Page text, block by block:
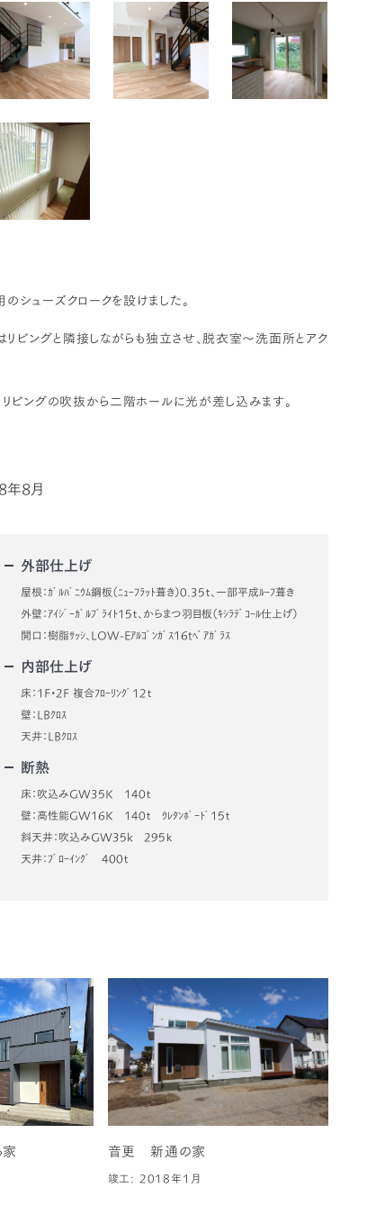
シューズクロークを設けました。
リビングと隣接しながらも独立させ、脱衣室～洗面所とアク
ビングの吹抜から二階ホールに光が差し込みます。
8月
外部仕上げ
屋根：ｶﾞﾙﾊﾞﾆｳﾑ鋼板（ﾆｭｰﾌﾗｯﾄ葺き）0.35ｔ、一部平成ﾙｰﾌ葺き
外壁：ｱｲｼﾞｰｶﾞﾙﾌﾞﾗｲﾄ15ｔ、からまつ羽目板（ｷｼﾗﾃﾞｺｰﾙ仕上げ）
開口：樹脂ｻｯｼ、LOW-Eｱﾙｺﾞﾝｶﾞｽ16tﾍﾟｱｶﾞﾗｽ
内部仕上げ
床：1F・2F 複合ﾌﾛｰﾘﾝｸﾞ12ｔ
壁：LBｸﾛｽ
天井：LBｸﾛｽ
断熱
床：吹込みGW35K 140ｔ
壁：高性能GW16K 140ｔ ｳﾚﾀﾝﾎﾞｰﾄﾞ15ｔ
斜天井：吹込みGW35k 295ｋ
天井：ﾌﾞﾛｰｲﾝｸﾞ 400ｔ
音更 新通の家
竣工: 2018年1月